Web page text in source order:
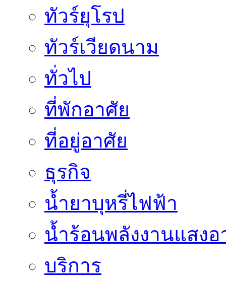
ทัวร์ยุโรป
ทัวร์เวียดนาม
ทั่วไป
ที่พักอาศัย
ที่อยู่อาศัย
ธุรกิจ
น้ำยาบุหรี่ไฟฟ้า
น้ำร้อนพลังงานแสง
บริการ